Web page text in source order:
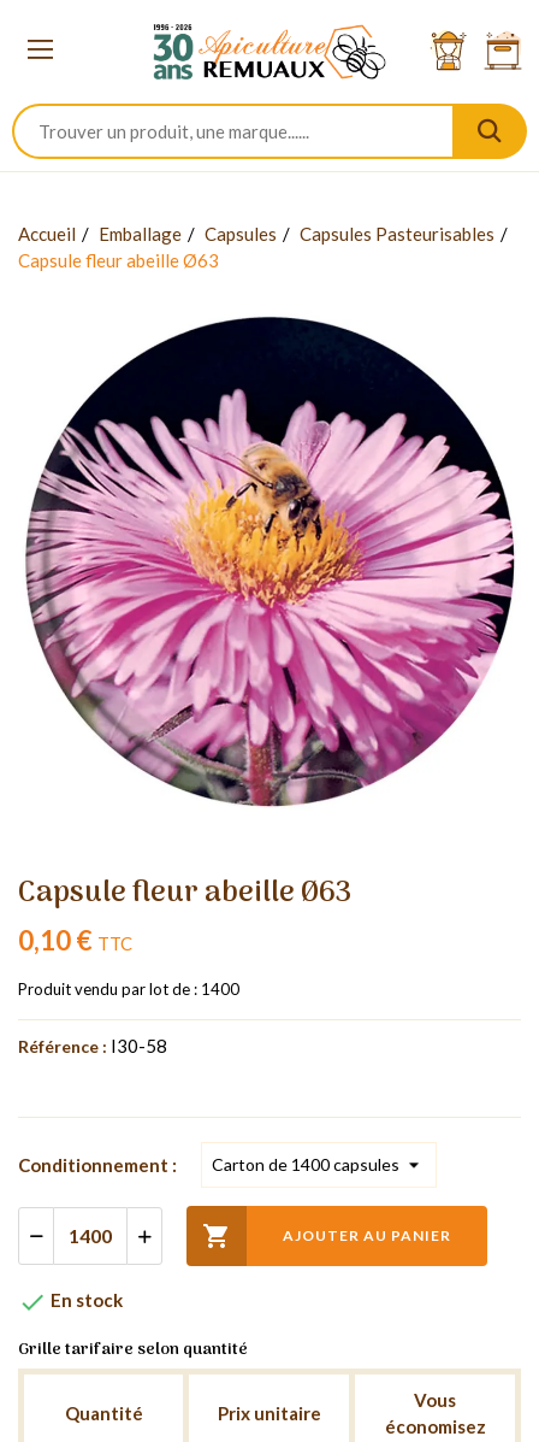
Accueil Emballage Capsules
Capsules Pasteurisables
Capsule fleur abeille Ø63
Capsule fleur abeille Ø63
0,10 € TTC
Produit vendu par lot de : 1400
Référence : I30-58
Conditionnement :
 AJOUTER AU PANIER
 En stock
Grille tarifaire selon quantité
Quantité Prix unitaire
Vous
économisez